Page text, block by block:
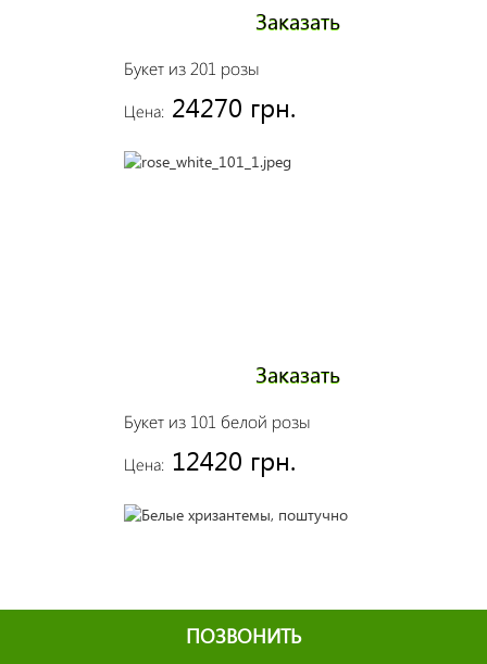
Букет из 201 розы
Цена: 24270 грн.
Заказать
Букет из 101 белой розы
Цена: 12420 грн.
Заказать
ПОЗВОНИТЬ